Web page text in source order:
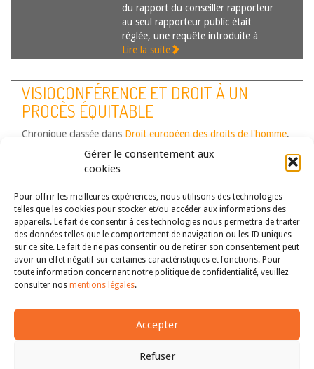
Gérer le consentement aux
cookies
Pour offrir les meilleures expériences, nous utilisons des technologies
telles que les cookies pour stocker et/ou accéder aux informations des
appareils. Le fait de consentir à ces technologies nous permettra de traiter
des données telles que le comportement de navigation ou les ID uniques
sur ce site. Le fait de ne pas consentir ou de retirer son consentement peut
avoir un effet négatif sur certaines caractéristiques et fonctions. Pour
toute information concernant notre politique de confidentialité, veuillez
consulter nos mentions légales.
Accepter
Refuser
du rapport du conseiller rapporteur
au seul rapporteur public était
réglée, une requête introduite à…
Lire la suite
VISIOCONFÉRENCE ET DROIT À UN
PROCÈS ÉQUITABLE
Chronique classée dans Droit européen des droits de l'homme,
équitable Par Laure Milano
L’utilisation de la visioconférence en
matière judiciaire offre de multiples
avantages, ce qui explique la
volonté des Etats d’intensifier le
recours à cette technique. Elle a
cependant un impact sur…